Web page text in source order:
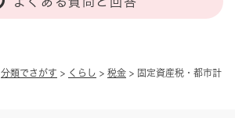
分類でさがす > くらし > 税金 > 固定資産税・都市計